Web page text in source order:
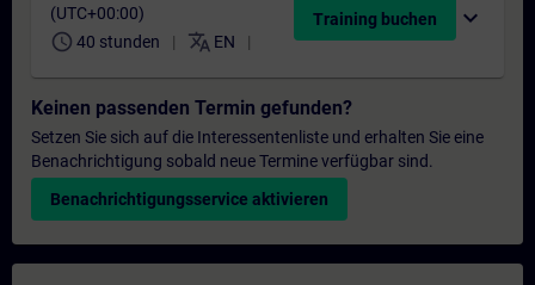
(UTC+00:00)
schedule 40 stunden translate EN
Training buchen expand_more
Keinen passenden Termin gefunden?
Setzen Sie sich auf die Interessentenliste und erhalten Sie eine
Benachrichtigung sobald neue Termine verfügbar sind.
Benachrichtigungsservice aktivieren